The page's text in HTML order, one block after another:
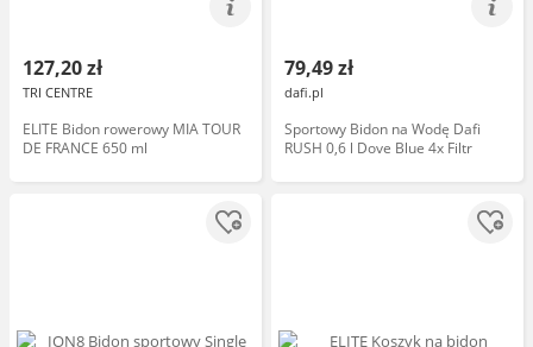
127,20 zł
TRI CENTRE
ELITE Bidon rowerowy MIA TOUR
DE FRANCE 650 ml
79,49 zł
dafi.pl
Sportowy Bidon na Wodę Dafi
RUSH 0,6 l Dove Blue 4x Filtr